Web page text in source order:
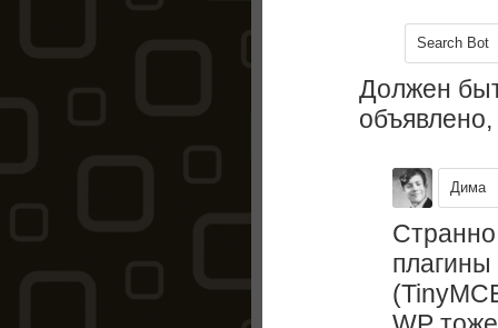
Search Bot
Должен
объявлено,
Дима
плагины